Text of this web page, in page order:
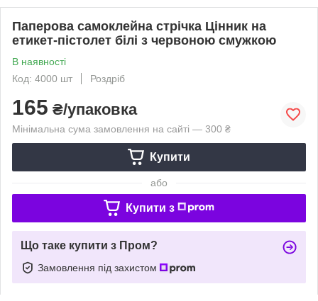
Паперова самоклейна стрічка Цінник на
етикет-пістолет білі з червоною смужкою
В наявності
Код: 4000 шт
Роздріб
165 ₴/упаковка
Мінімальна сума замовлення на сайті — 300 ₴
Купити
або
Купити з
Що таке купити з Пром?
Замовлення під захистом